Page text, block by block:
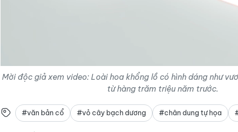
Mời độc giả xem video: Loài hoa khổng lồ có hình dáng như
từ hàng trăm triệu năm trước.
#văn bản cổ #vỏ cây bạch dương #chân dung tự họa